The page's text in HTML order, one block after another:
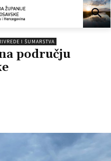
I ŠUMARSTVA
području